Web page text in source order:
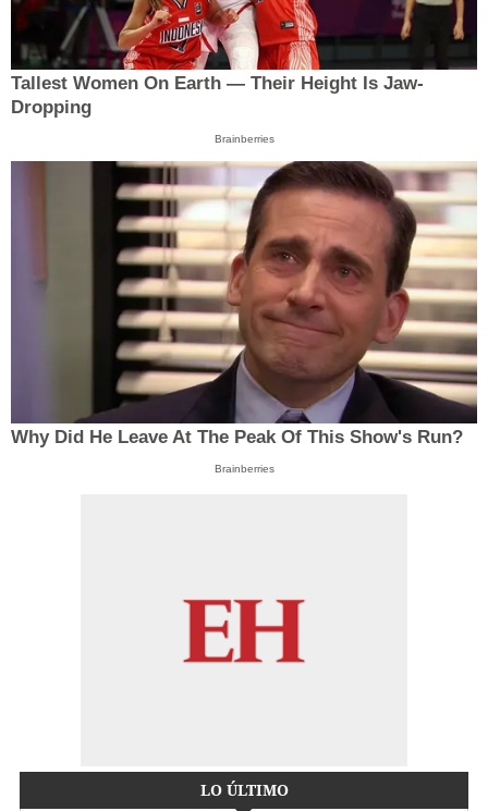
Tallest Women On Earth — Their Height Is Jaw-
Dropping
Brainberries
Why Did He Leave At The Peak Of This Show's Run?
Brainberries
LO ÚLTIMO